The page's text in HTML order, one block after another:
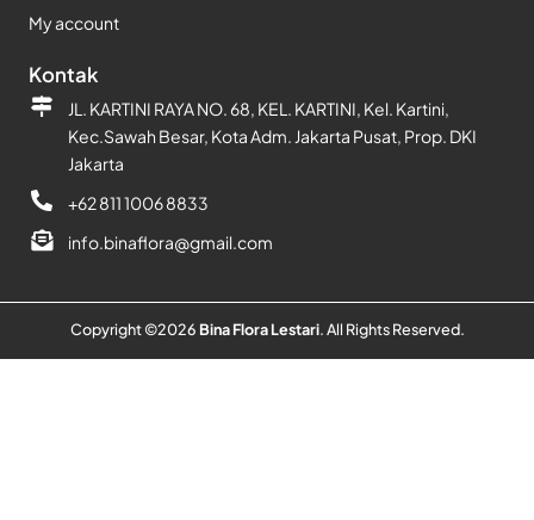
My account
Kontak
JL. KARTINI RAYA NO. 68, KEL. KARTINI, Kel. Kartini,
Kec.Sawah Besar, Kota Adm. Jakarta Pusat, Prop. DKI
Jakarta
+62 811 1006 8833
info.binaflora@gmail.com
Copyright ©2026 Bina Flora Lestari. All Rights Reserved.